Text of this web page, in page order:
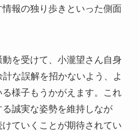
情報の独り歩きといった側面
を受けて、小瀧望さん自身
な誤解を招かないよう、よ
る様子もうかがえます。これ
誠実な姿勢を維持しなが
ていくことが期待されてい